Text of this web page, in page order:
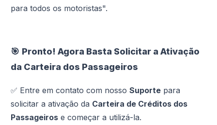
para todos os motoristas".
🎯 Pronto! Agora Basta Solicitar a Ativação
da Carteira dos Passageiros
✅ Entre em contato com nossoSuporte para
solicitar a ativação da Carteira de Créditos dos
Passageiros e começar a utilizá-la.